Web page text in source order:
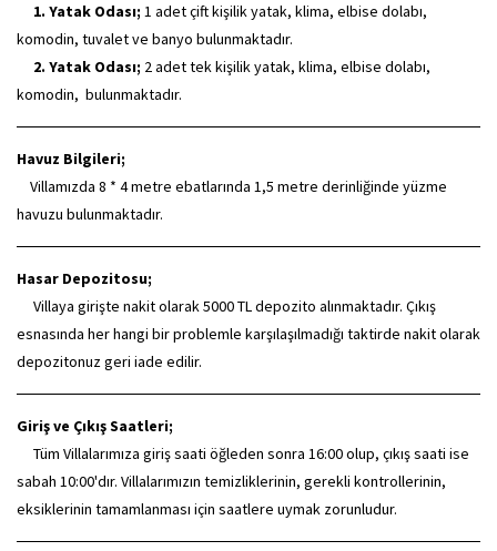
1. Yatak Odası; 1 adet çift kişilik yatak, klima, elbise dolabı,
komodin, tuvalet ve banyo bulunmaktadır.
2. Yatak Odası; 2 adet tek kişilik yatak, klima, elbise dolabı,
komodin, bulunmaktadır.
Havuz Bilgileri;
Villamızda 8 * 4 metre ebatlarında 1,5 metre derinliğinde yüzme
havuzu bulunmaktadır.
Hasar Depozitosu;
Villaya girişte nakit olarak 5000 TL depozito alınmaktadır. Çıkış
esnasında her hangi bir problemle karşılaşılmadığı taktirde nakit olarak
depozitonuz geri iade edilir.
Giriş ve Çıkış Saatleri;
Tüm Villalarımıza giriş saati öğleden sonra 16:00 olup, çıkış saati ise
sabah 10:00'dır. Villalarımızın temizliklerinin, gerekli kontrollerinin,
eksiklerinin tamamlanması için saatlere uymak zorunludur.